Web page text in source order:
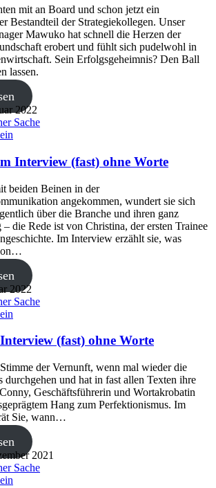
mit an Board und schon jetzt ein
Bestandteil der Strategiekollegen. Unser
Mawuko hat schnell die Herzen der
erobert und fühlt sich pudelwohl in
Sein Erfolgsgeheimnis? Den Ball
lassen.
2022
Sache
Interview (fast) ohne Worte
beiden Beinen in der
angekommen, wundert sie sich
über die Branche und ihren ganz
– die Rede ist von Christina, der ersten Trainee
Im Interview erzählt sie, was
2022
Sache
(fast) ohne Worte
der Vernunft, wenn mal wieder die
durchgehen und hat in fast allen Texten ihre
Geschäftsführerin und Wortakrobatin
Hang zum Perfektionismus. Im
Sie, wann…
2021
Sache